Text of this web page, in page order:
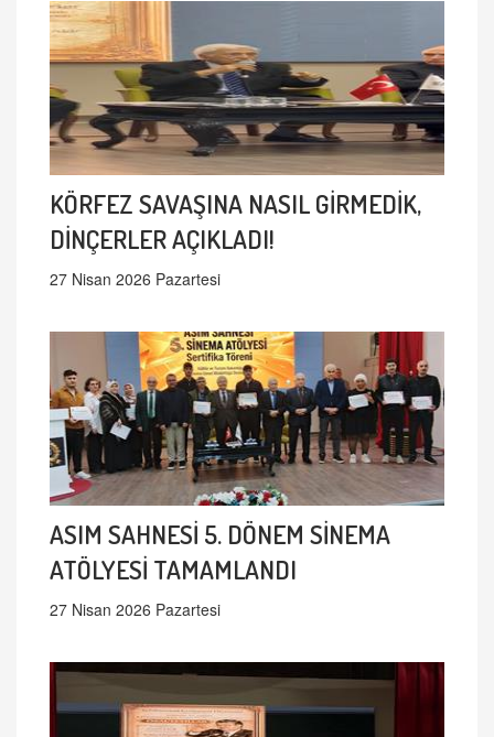
KÖRFEZ SAVAŞINA NASIL GİRMEDİK,
DİNÇERLER AÇIKLADI!
27 Nisan 2026 Pazartesi
ASIM SAHNESİ 5. DÖNEM SİNEMA
ATÖLYESİ TAMAMLANDI
27 Nisan 2026 Pazartesi